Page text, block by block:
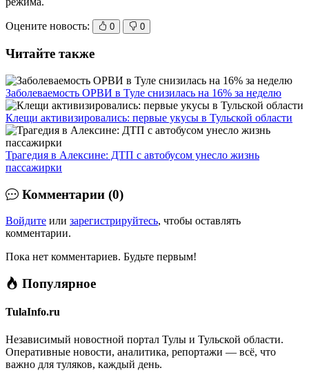
Оцените новость: 0 0
Читайте также
Заболеваемость ОРВИ в Туле снизилась на 16% за неделю
Клещи активизировались: первые укусы в Тульской области
Трагедия в Алексине: ДТП с автобусом унесло жизнь
пассажирки
Комментарии (0)
Войдите или зарегистрируйтесь, чтобы оставлять
комментарии.
Пока нет комментариев. Будьте первым!
Популярное
TulaInfo.ru
Независимый новостной портал Тулы и Тульской области.
Оперативные новости, аналитика, репортажи — всё, что
важно для туляков, каждый день.